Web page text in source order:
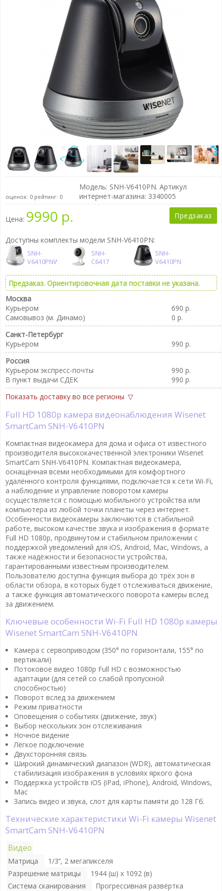
оценок: 0рейтинг: 0
Модель: SNH-V6410PN. Артикул
интернет-магазина: 3340005
Цена: 9990 р. Предзаказ
Доступны комплекты модели SNH-V6410PN:
SNH-
V6410PNW
SNH-
C6417
SNH-
V6410PN
Предзаказ. Ориентировочная дата поставки не указана.
Москва
Курьером
690 р.
Самовывоз (м. Динамо)
0 р.
Санкт-Петербург
Курьером
990 р.
Россия
Курьером экспресс-почты
990 р.
В пункт выдачи CДEK
990 р.
Показать доставку во все регионы
Full HD 1080p камера видеонаблюдения Wisenet
SmartCam SNH-V6410PN
Компактная видеокамера для дома и офиса от известного
производителя высококачественной электроники Wisenet
SmartCam SNH-V6410PN. Компактная видеокамера,
оснащённая всеми необходимыми для комфортного
удалённого контроля функциями, подключается к сети Wi-Fi,
а наблюдение и управление поворотом камеры
осуществляется с помощью мобильного устройства или
компьютера из любой точки планеты через интернет.
Особенности видеокамеры заключаются в стабильной
работе, высоком качестве звука и изображения в формате
Full HD 1080p, продвинутом и стабильном приложении с
поддержкой уведомлений для iOS, Android, Mac, Windows, а
также надёжности и безопасности устройства,
гарантированными известным производителем.
Пользователю доступна функция выбора до трёх зон в
области обзора, в которых будет отслеживаться движение,
а также функция автоматического поворота камеры вслед
за движением.
Ключевые особенности Wi-Fi Full HD 1080p камеры
Wisenet SmartCam SNH-V6410PN
Камера с сервоприводом (350° по горизонтали, 155° по
вертикали)
Потоковое видео 1080p Full HD с возможностью
адаптации (для сетей со слабой пропускной
способностью)
Поворот вслед за движением
Режим приватности
Оповещения о событиях (движение, звук)
Выбор нескольких зон отслеживания
Ночное видение
Лёгкое подключение
Двухсторонняя связь
Широкий динамический диапазон (WDR), автоматическая
стабилизация изображения в условиях яркого фона
Поддержка устройств iOS (iPad, iPhone), Android, Windows,
Mac
Запись видео и звука, слот для карты памяти до 128 Гб.
Технические характеристики Wi-Fi камеры Wisenet
SmartCam SNH-V6410PN
Видео
Матрица
1/3’’, 2 мегапикселя
Разрешение матрицы
1944 (ш) х 1092 (в)
Система сканирования
Прогрессивная развёртка